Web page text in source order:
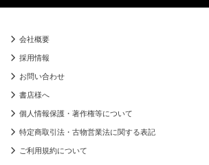
会社概要
採用情報
お問い合わせ
書店様へ
個人情報保護・著作権等について
特定商取引法・古物営業法に関する表記
ご利用規約について